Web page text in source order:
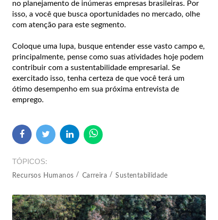
no planejamento de inúmeras empresas brasileiras. Por
isso, a você que busca oportunidades no mercado, olhe
com atenção para este segmento.
Coloque uma lupa, busque entender esse vasto campo e,
principalmente, pense como suas atividades hoje podem
contribuir com a sustentabilidade empresarial. Se
exercitado isso, tenha certeza de que você terá um
ótimo desempenho em sua próxima entrevista de
emprego.
TÓPICOS
Recursos Humanos Carreira Sustentabilidade